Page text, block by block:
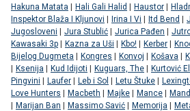
Hakuna Matata | Hali Gali Halid | Haustor |
Inspektor Blaža I Kljunovi | Irina I Vi | Itd Bend |
Jugosloveni | Jura Stublić | Jurica Pađen |
Kawasaki 3p | Kazna za Uši | Kbo! | Kerber |
Bijelog Dugmeta | Kongres | Konvoj | Košava |
| Ksenija | Kud Idijoti | Kuguars, The | Kurtović
Pingvini | Laufer | Leb i Sol | Letu Štuke |
Love Hunters | Macbeth | Majke | Mance |
| Marijan Ban | Massimo Savić | Memorija |